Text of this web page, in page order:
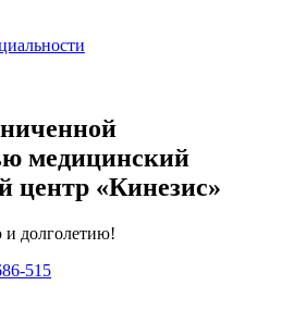
медицинский
центр «Кинезис»
и долголетию!
515